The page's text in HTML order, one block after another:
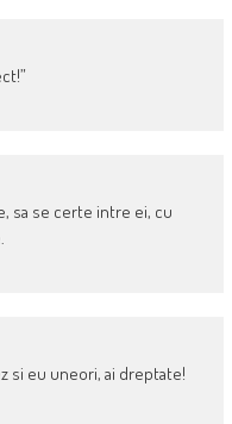
sa se certe intre ei, cu
si eu uneori, ai dreptate!